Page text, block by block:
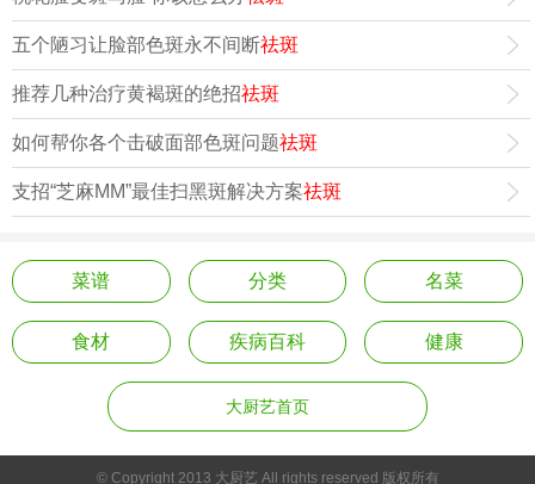
五个陋习让脸部色斑永不间断祛斑
推荐几种治疗黄褐斑的绝招祛斑
如何帮你各个击破面部色斑问题祛斑
支招“芝麻MM”最佳扫黑斑解决方案祛斑
菜谱 分类 名菜
食材 疾病百科 健康
大厨艺首页
© Copyright 2013 大厨艺 All rights reserved 版权所有